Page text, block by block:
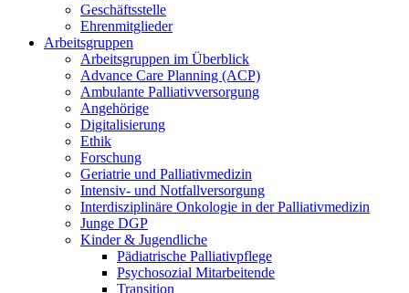
Geschäftsstelle
Ehrenmitglieder
Arbeitsgruppen
Arbeitsgruppen im Überblick
Advance Care Planning (ACP)
Ambulante Palliativversorgung
Angehörige
Digitalisierung
Ethik
Forschung
Geriatrie und Palliativmedizin
Intensiv- und Notfallversorgung
Interdisziplinäre Onkologie in der Palliativmedizin
Junge DGP
Kinder & Jugendliche
Pädiatrische Palliativpflege
Psychosozial Mitarbeitende
Transition